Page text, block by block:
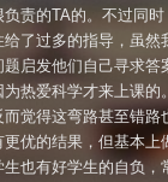
责的TA的。不过同
了过多的指导，虽
启发他们自己寻求
热爱科学才来上课
觉得这弯路甚至错
优的结果，但基本上
也有好学生的自负